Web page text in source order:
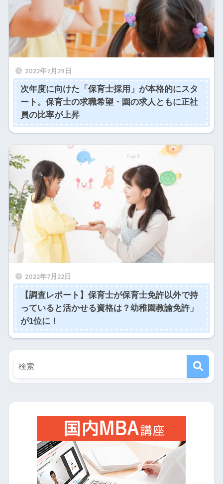
2022年7月29日
次年度に向けた「保育士採用」が本格的にスタ
ート。保育士の求職希望・園の求人ともに正社
員の比率が上昇
2022年7月22日
【調査レポート】​保育士が保育士免許以外で持
っていると活かせる資格は？幼稚園教諭免許」
が1位に！